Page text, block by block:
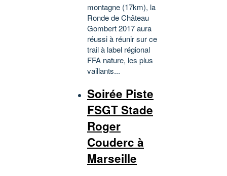
montagne (17km), la
Ronde de Château
Gombert 2017 aura
réussi à réunir sur ce
trail à label régional
FFA nature, les plus
vaillants...
Soirée Piste
FSGT Stade
Roger
Couderc à
Marseille